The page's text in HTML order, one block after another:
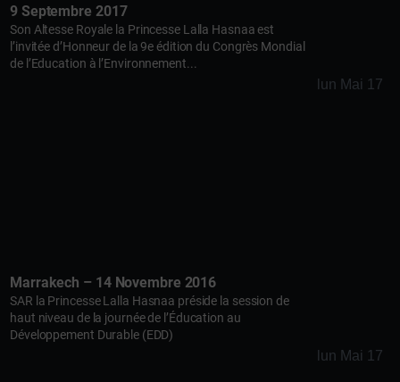
9 Septembre 2017
Son Altesse Royale la Princesse Lalla Hasnaa est
l’invitée d’Honneur de la 9e édition du Congrès Mondial
de l’Education à l’Environnement...
lun Mai 17
Marrakech – 14 Novembre 2016
SAR la Princesse Lalla Hasnaa préside la session de
haut niveau de la journée de l’Éducation au
Développement Durable (EDD)
lun Mai 17